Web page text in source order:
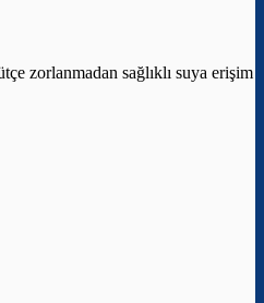
zorlanmadan sağlıklı suya erişim